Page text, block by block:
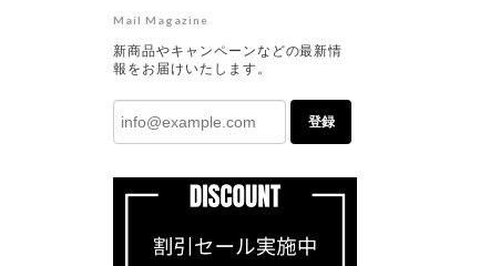
Mail Magazine
新商品やキャンペーンなどの最新情
報をお届けいたします。
登録